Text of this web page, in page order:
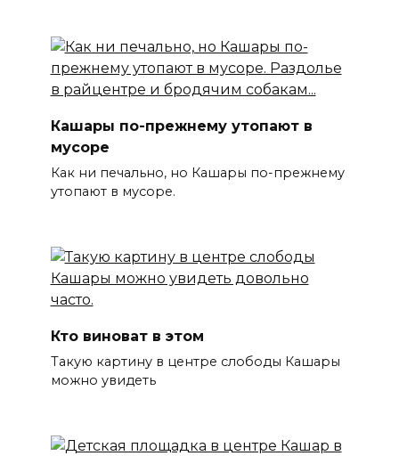
Кашары по-прежнему утопают в
мусоре
Как ни печально, но Кашары по-прежнему
утопают в мусоре.
Кто виноват в этом
Такую картину в центре слободы Кашары
можно увидеть